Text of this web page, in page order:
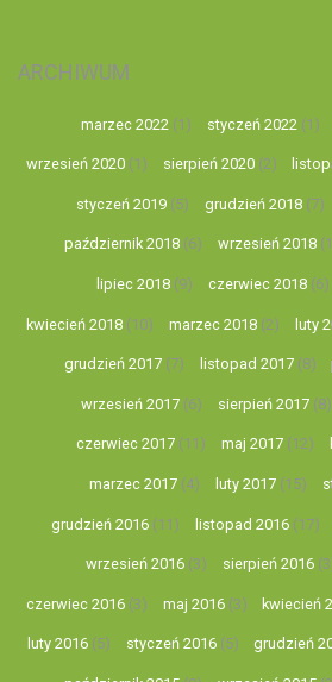
ARCHIWUM
marzec 2022 (1) styczeń 2022 (1)
wrzesień 2020(1) sierpień 2020(2)
styczeń 2019 (5) grudzień 2018 (7)
październik 2018 (6) wrzesień 2018
lipiec 2018(9) czerwiec 2018(6)
kwiecień 2018 (10) marzec 2018 (2) luty
grudzień 2017(7) listopad 2017(8)
wrzesień 2017 (6) sierpień 2017 (8)
czerwiec 2017 (11) maj 2017 (12)
marzec 2017 (4) luty 2017 (15)
grudzień 2016 (11) listopad 2016 (17)
wrzesień 2016(3) sierpień 2016
czerwiec 2016(3) maj 2016(3) kwiecień
luty 2016(5) styczeń 2016(5) grudzień